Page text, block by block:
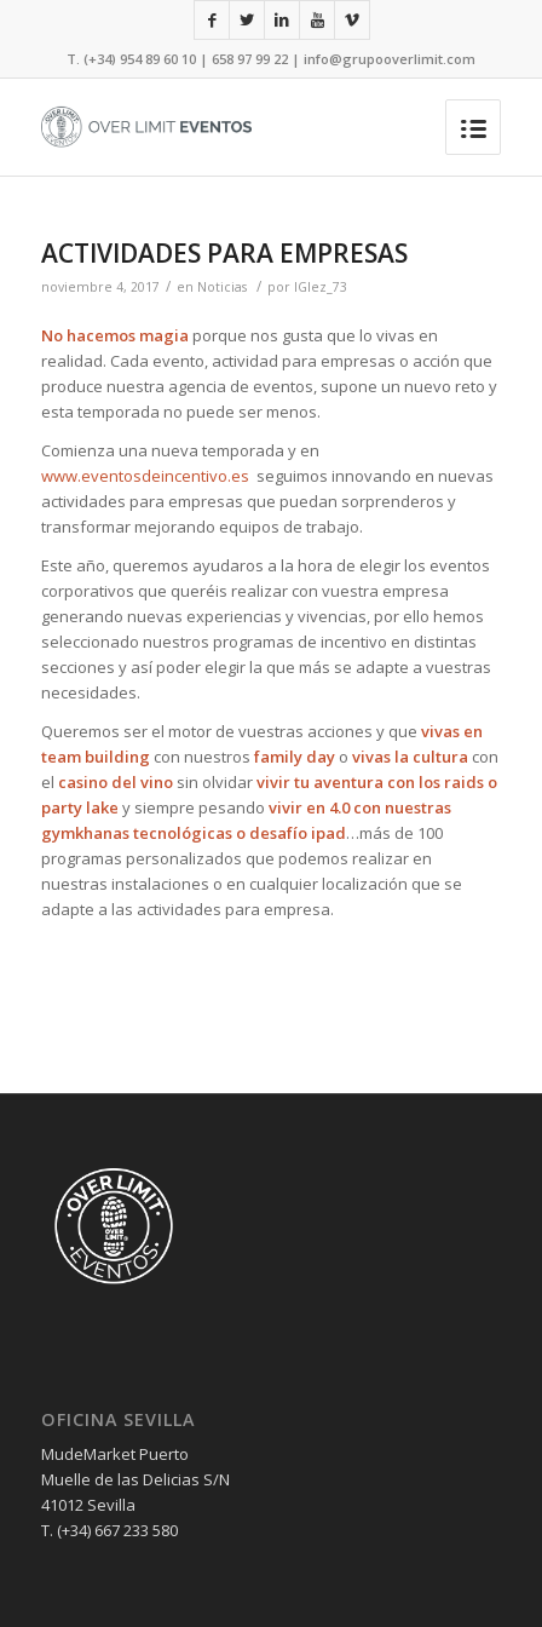
T. (+34) 954 89 60 10 | 658 97 99 22 | info@grupooverlimit.com
ACTIVIDADES PARA EMPRESAS
noviembre 4, 2017 / en Noticias / por IGlez_73
No hacemos magia porque nos gusta que lo vivas en
realidad. Cada evento, actividad para empresas o acción que
produce nuestra agencia de eventos, supone un nuevo reto y
esta temporada no puede ser menos.
Comienza una nueva temporada y en
www.eventosdeincentivo.es seguimos innovando en nuevas
actividades para empresas que puedan sorprenderos y
transformar mejorando equipos de trabajo.
Este año, queremos ayudaros a la hora de elegir los eventos
corporativos que queréis realizar con vuestra empresa
generando nuevas experiencias y vivencias, por ello hemos
seleccionado nuestros programas de incentivo en distintas
secciones y así poder elegir la que más se adapte a vuestras
necesidades.
Queremos ser el motor de vuestras acciones y que vivas en
team building con nuestros family day o vivas la cultura con
el casino del vinosin olvidarvivir tu aventura con los raids o
party lake y siempre pesando vivir en 4.0 con nuestras
gymkhanas tecnológicas o desafío ipad…más de 100
programas personalizados que podemos realizar en
nuestras instalaciones o en cualquier localización que se
adapte a las actividades para empresa.
OFICINA SEVILLA
MudeMarket Puerto
Muelle de las Delicias S/N
41012 Sevilla
T. (+34) 667 233 580